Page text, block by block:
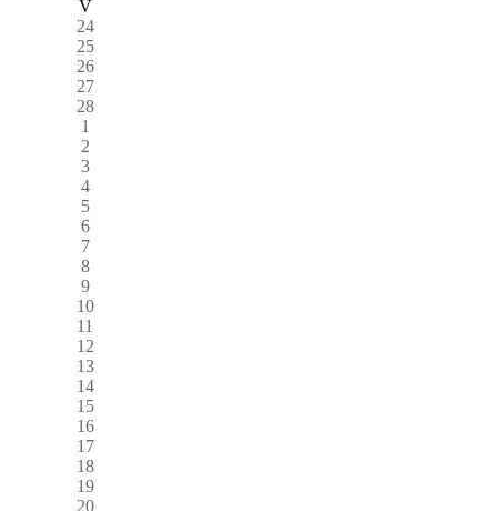
V
24
25
26
27
28
1
2
3
4
5
6
7
8
9
10
11
12
13
14
15
16
17
18
19
20